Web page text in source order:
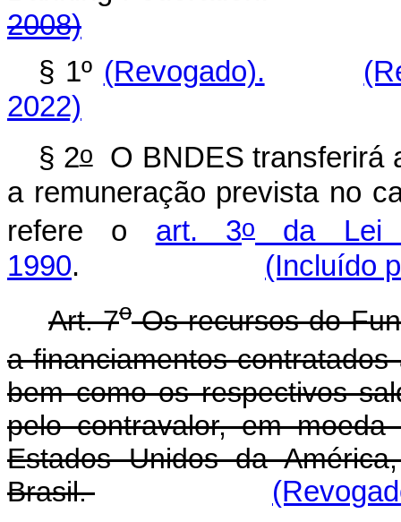
2008)
§ 1º (Revogado).
2022)
§ 2oO BNDES transferirá
a remuneração prevista no
refere o art. 3o
da Lei
1990. (Incluído
Art. 7oOs recursos do
a financiamentos
bem como os respectivos
pelo contravalor, em
Estados Unidos da
Brasil.